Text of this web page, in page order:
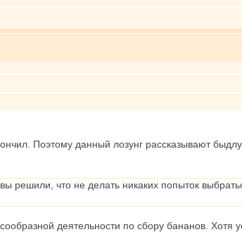
Поэтому данный лозунг рассказывают
решили, что не делать никаких попыток
деятельности по сбору бананов. Хотя